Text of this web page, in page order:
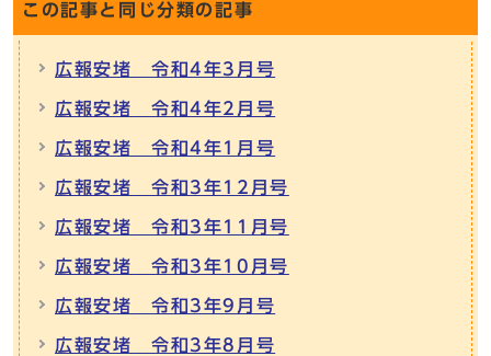
この記事と同じ分類の記事
広報安堵 令和4年3月号
広報安堵 令和4年2月号
広報安堵 令和4年1月号
広報安堵 令和3年12月号
広報安堵 令和3年11月号
広報安堵 令和3年10月号
広報安堵 令和3年9月号
広報安堵 令和3年8月号